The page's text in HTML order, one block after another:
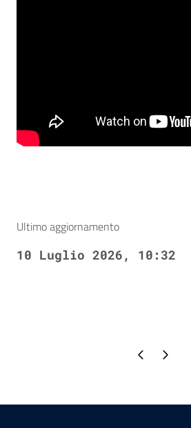
Ultimo aggiornamento
10 Luglio 2026, 10:32
Pagina precedente
Pagina successiva